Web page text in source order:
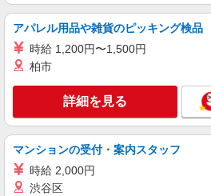
ン代含む)＞
横浜市保土ヶ谷区内
株式会社kotrio /●YK-S-2098308
型有料老人ホーム
【正社員】月給
給：200,000円〜
アパレル用品や雑貨のピッキング検品
時給 1,200円〜1,500円
柏市
詳細を見る
マンションの受付・案内スタッフ
時給 2,000円
渋谷区